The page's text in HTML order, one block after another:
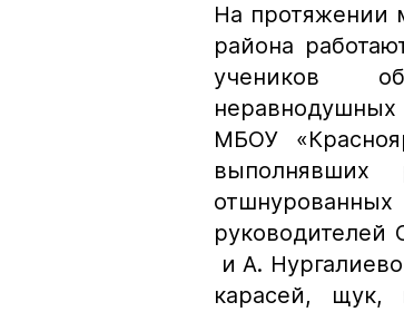
На протяжении
района
учеников
МБОУ
и А.
карасей, щук,